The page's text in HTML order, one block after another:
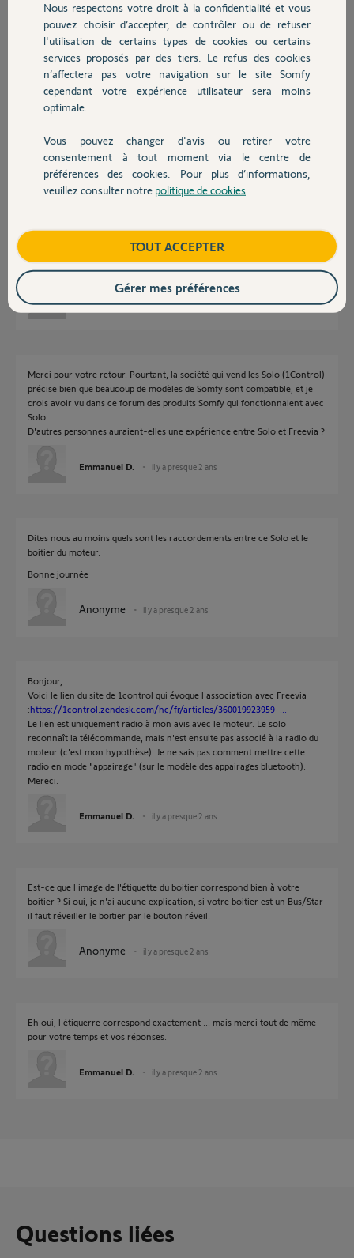
Chauffage
Autres produits
Devis avec un pro
Contact
Emmanuel D.
il y a presque 2 ans
Participer au fil de discussion
Réponses
Il n'y a aucune chance que la TC RTS du portail puisse s'affecter sur cet
appareil non Somfy. Le RTS est un protocole propriétaire Somfy en
Attention à raccorder un appareil non Somfy sur votre moteur, vous
supprimez de plein tous recours garantie le cas échéans.
Bonne journée à vous.
Anonyme il y a presque 2 ans
Merci pour votre retour. Pourtant, la société qui vend les Solo (1Control)
précise bien que beaucoup de modèles de Somfy sont compatible, et je
crois avoir vu dans ce forum des produits Somfy qui fonctionnaient avec
Solo.
D'autres personnes auraient-elles une expérience entre Solo et Freevia ?
Emmanuel D. il y a presque 2 ans
Dites nous au moins quels sont les raccordements entre ce Solo et le
boitier du moteur.
Bonne journée
Anonyme il y a presque 2 ans
Bonjour,
Voici le lien du site de 1control qui évoque l'association avec Freevia
:https://1control.zendesk.com/hc/fr/articles/360019923959-...
Le lien est uniquement radio à mon avis avec le moteur. Le solo
reconnaît la télécommande, mais n'est ensuite pas associé à la radio du
moteur (c'est mon hypothèse). Je ne sais pas comment mettre cette
radio en mode "appairage" (sur le modèle des appairages bluetooth).
Mereci.
Emmanuel D. il y a presque 2 ans
Est-ce que l'image de l'étiquette du boitier correspond bien à votre
boitier ? Si oui, je n'ai aucune explication, si votre boitier est un Bus/Star
il faut réveiller le boitier par le bouton réveil.
Anonyme il y a presque 2 ans
Eh oui, l'étiquerre correspond exactement ... mais merci tout de même
pour votre temps et vos réponses.
Emmanuel D. il y a presque 2 ans
Questions liées
Nous respectons votre droit à la confidentialité et vous
pouvez choisir d’accepter, de contrôler ou de refuser
l'utilisation de certains types de cookies ou certains
services proposés par des tiers. Le refus des cookies
n’affectera pas votre navigation sur le site Somfy
cependant votre expérience utilisateur sera moins
optimale.
Vous pouvez changer d'avis ou retirer votre
consentement à tout moment via le centre de
préférences des cookies. Pour plus d’informations,
veuillez consulter notre politique de cookies
TOUT ACCEPTER
Gérer mes préférences